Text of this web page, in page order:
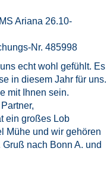
Ariana 26.10-
Nr. 485998
echt wohl gefühlt. Es
in diesem Jahr für uns.
mit Ihnen sein.
ein großes Lob
Mühe und wir gehören
nach Bonn A. und